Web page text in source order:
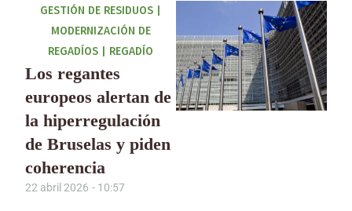
GESTIÓN DE RESIDUOS
MODERNIZACIÓN DE
REGADÍOS
REGADÍO
Los regantes
europeos alertan de
la hiperregulación
de Bruselas y piden
coherencia
22 abril 2026 - 10:57